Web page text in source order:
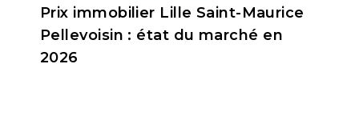
Prix immobilier Lille Saint-Maurice
Pellevoisin : état du marché en
2026